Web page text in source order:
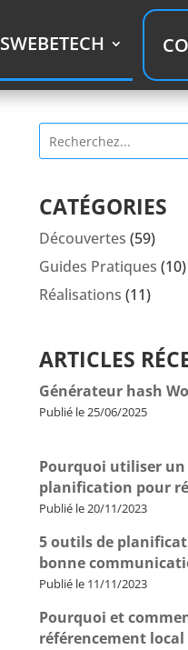
SWEBETECH
CATÉGORIES
Découvertes (59)
Guides Pratiques (10)
Réalisations (11)
ARTICLES
Générateur hash
Publié le 25/06/2025
Pourquoi utiliser un
planification pour
Publié le 20/11/2023
5 outils de
bonne
Publié le 11/11/2023
Pourquoi et
référencement local